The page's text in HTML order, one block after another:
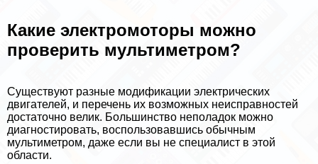
Какие электромоторы можно
проверить мультиметром?
Существуют разные модификации электрических
двигателей, и перечень их возможных неисправностей
достаточно велик. Большинство неполадок можно
диагностировать, воспользовавшись обычным
мультиметром, даже если вы не специалист в этой
области.